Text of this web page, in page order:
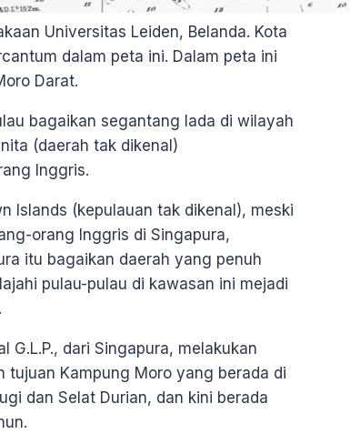
Universitas Leiden, Belanda. Kota
dalam peta ini. Dalam peta ini
Darat.
bagaikan segantang lada di wilayah
(daerah tak dikenal)
Inggris.
Islands (kepulauan tak dikenal), meski
orang Inggris di Singapura,
itu bagaikan daerah yang penuh
pulau-pulau di kawasan ini mejadi
G.L.P., dari Singapura, melakukan
Kampung Moro yang berada di
dan Selat Durian, dan kini berada